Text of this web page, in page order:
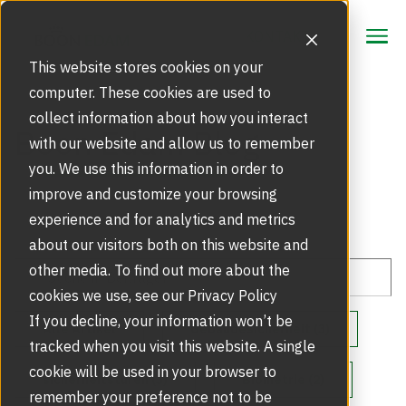
This website stores cookies on your
computer. These cookies are used to
collect information about how you interact
with our website and allow us to remember
you. We use this information in order to
improve and customize your browsing
experience and for analytics and metrics
about our visitors both on this website and
other media. To find out more about the
cookies we use, see our Privacy Policy
If you decline, your information won’t be
tracked when you visit this website. A single
cookie will be used in your browser to
remember your preference not to be
KONTAKT
KONTAKT
Schwerpunkte
Kritische Infrastrukturen
Berührungslose Lösungen
Gesichtserkennung
The Power of Two
Produkte
Sensorschleusen
Karusselltüren
Referenzen
Service
Produktregistrierung
Notdiensteinsatz
Über uns
Karriere
Boon Edam Blog
Alle Artikel Gebäudesicherheit (3)
sicherheitstüren (3) Biometrie (2)